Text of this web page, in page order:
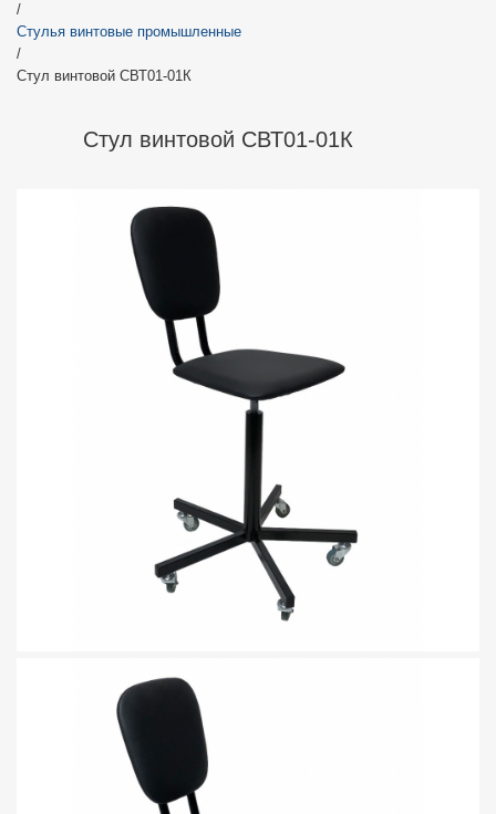
/
Стулья винтовые промышленные
/
Стул винтовой СВТ01-01К
Стул винтовой СВТ01-01К